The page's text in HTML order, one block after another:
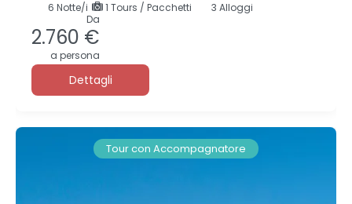
6 Notte/i 1 Tours / Pacchetti
3 Alloggi
Da
2.760 €
a persona
Dettagli
Tour con Accompagnatore